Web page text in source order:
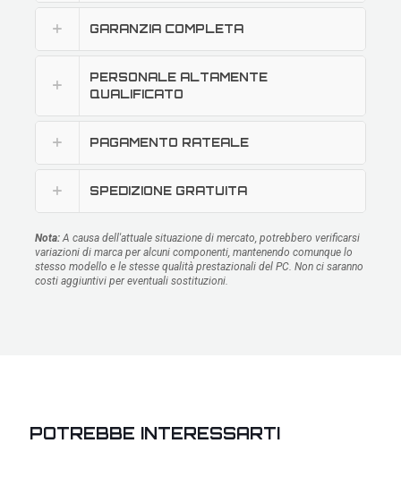
GARANZIA COMPLETA
PERSONALE ALTAMENTE
QUALIFICATO
PAGAMENTO RATEALE
SPEDIZIONE GRATUITA
Nota: A causa dell'attuale situazione di mercato, potrebbero verificarsi
variazioni di marca per alcuni componenti, mantenendo comunque lo
stesso modello e le stesse qualità prestazionali del PC. Non ci saranno
costi aggiuntivi per eventuali sostituzioni.
POTREBBE INTERESSARTI